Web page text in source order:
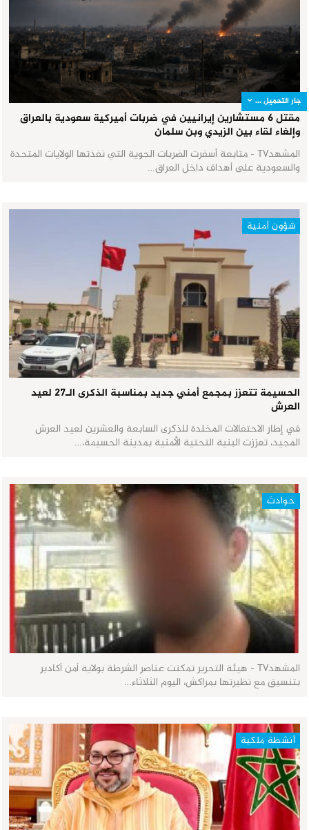
مقتل 6 مستشارين إيرانيين في ضربات أميركية سعودية بالعراق
وإلغاء لقاء بين الزيدي وبن سلمان
المشهدTV - متابعة أسفرت الضربات الجوية التي نفذتها الولايات المتحدة
والسعودية على أهداف داخل العراق…
شؤون أمنية
الحسيمة تتعزز بمجمع أمني جديد بمناسبة الذكرى الـ27 لعيد
العرش
في إطار الاحتفالات المخلدة للذكرى السابعة والعشرين لعيد العرش
المجيد، تعززت البنية التحتية الأمنية بمدينة الحسيمة،…
حوادث
المشهدTV - هيئة التحرير تمكنت عناصر الشرطة بولاية أمن أكادير
بتنسيق مع نظيرتها بمراكش، اليوم الثلاثاء…
أنشطة ملكية
جار التحميل ...